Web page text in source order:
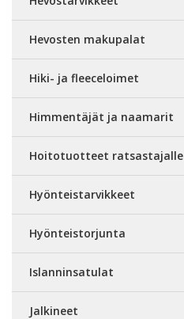
Hevosten makupalat
Hiki- ja fleeceloimet
Himmentäjät ja naamarit
Hoitotuotteet ratsastajalle
Hyönteistarvikkeet
Hyönteistorjunta
Islanninsatulat
Jalkineet